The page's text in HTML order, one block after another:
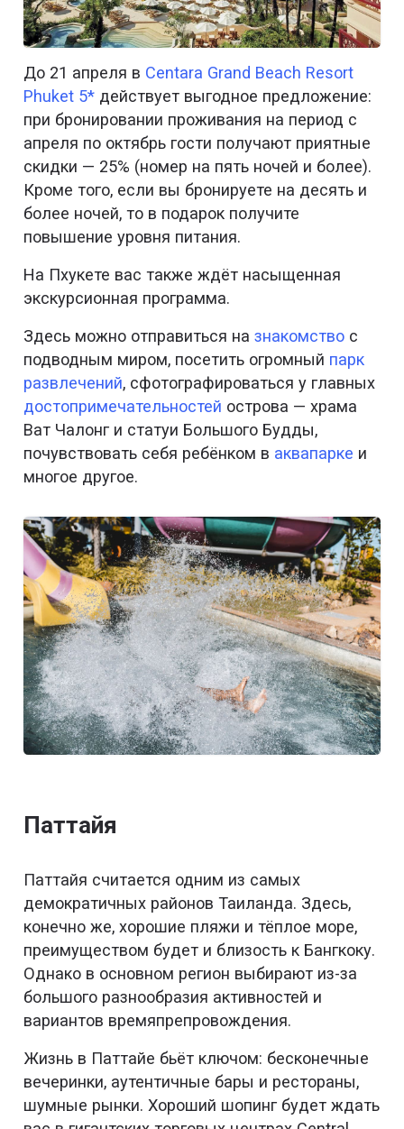
До 21 апреля в Centara Grand Beach Resort
Phuket 5* действует выгодное предложение:
при бронировании проживания на период с
апреля по октябрь гости получают приятные
скидки — 25% (номер на пять ночей и более).
Кроме того, если вы бронируете на десять и
более ночей, то в подарок получите
повышение уровня питания.
На Пхукете вас также ждёт насыщенная
экскурсионная программа.
Здесь можно отправиться назнакомство с
подводным миром, посетить огромный парк
развлечений, сфотографироваться у главных
достопримечательностей острова — храма
Ват Чалонг и статуи Большого Будды,
почувствовать себя ребёнком в аквапарке и
многое другое.
Паттайя
Паттайя считается одним из самых
демократичных районов Таиланда. Здесь,
конечно же, хорошие пляжи и тёплое море,
преимуществом будет и близость к Бангкоку.
Однако в основном регион выбирают из-за
большого разнообразия активностей и
вариантов времяпрепровождения.
Жизнь в Паттайе бьёт ключом: бесконечные
вечеринки, аутентичные бары и рестораны,
шумные рынки. Хороший шопинг будет ждать